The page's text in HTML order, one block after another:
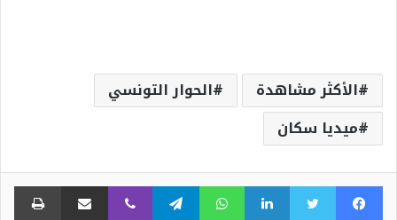
الأكثر مشاهدة
الحوار التونسي
ميديا سكان
فيسبوك تويتر لينكدإن واتساب تيلقرام ڤايبر مشاركة عبر البريد